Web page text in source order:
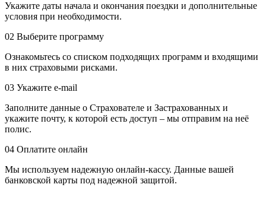
Укажите даты начала и окончания поездки и дополнительные
условия при необходимости.
02 Выберите программу
Ознакомьтесь со списком подходящих программ и входящими
в них страховыми рисками.
03 Укажите е-mail
Заполните данные о Страхователе и Застрахованных и
укажите почту, к которой есть доступ – мы отправим на неё
полис.
04 Оплатите онлайн
Мы используем надежную онлайн-кассу. Данные вашей
банковской карты под надежной защитой.